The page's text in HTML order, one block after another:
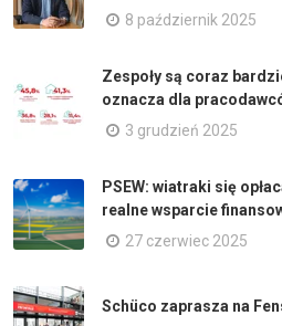
8 październik 2025
Zespoły są coraz
oznacza dla
3 grudzień 2025
PSEW: wiatraki się
realne wsparcie
27 czerwiec 2025
Schüco zaprasza na